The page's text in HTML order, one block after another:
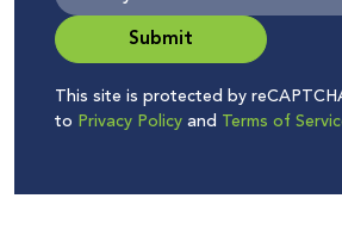
Submit
This site is protected by
to Privacy Policyand Terms of